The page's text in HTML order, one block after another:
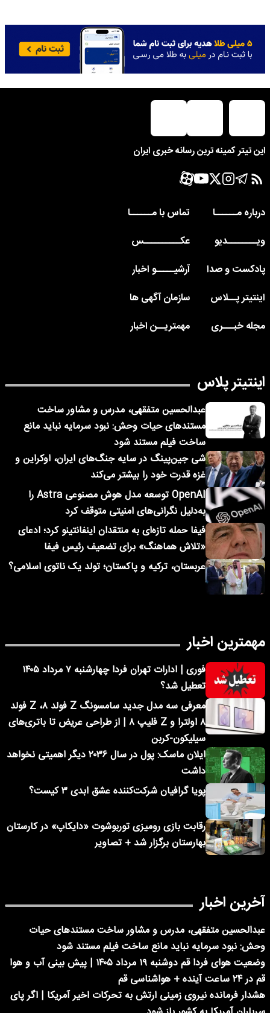
این تیتر کمینه ترین رسانه خبری ایران
درباره مــــــا
تماس با مــــــا
ویــــــــدیو
عکــــــــــس
پادکست و صدا
آرشیـــــو اخبار
اینتیتر پــلاس
سازمان آگهی ها
مجله خبـــری
مهمتریــن اخبار
اینتیتر پلاس
عبدالحسین متفقهی، مدرس و مشاور ساخت
مستندهای حیات وحش: نبود سرمایه نباید مانع
ساخت فیلم مستند شود
شی جین‌پینگ در سایه جنگ‌های ایران، اوکراین و
غزه قدرت خود را بیشتر می‌کند
OpenAI توسعه مدل هوش مصنوعی Astra را
به‌دلیل نگرانی‌های امنیتی متوقف کرد
فیفا حمله تازه‌ای به منتقدان اینفانتینو کرد؛ ادعای
«تلاش هماهنگ» برای تضعیف رئیس فیفا
عربستان، ترکیه و پاکستان؛ تولد یک ناتوی اسلامی؟
مهمترین اخبار
فوری | ادارات تهران فردا چهارشنبه ۷ مرداد ۱۴۰۵
تعطیل شد؟
معرفی سه مدل جدید سامسونگ Z فولد ۸، Z فولد
۸ اولترا و Z فلیپ ۸ | از طراحی عریض تا باتری‌های
سیلیکون-کربن
ایلان ماسک: پول در سال ۲۰۳۶ دیگر اهمیتی نخواهد
داشت
پویا گرافیان شرکت‌کننده عشق ابدی ۳ کیست؟
رقابت بازی رومیزی توربوشوت «دایکاپ» در کارستان
بهارستان برگزار شد + تصاویر
آخرین اخبار
عبدالحسین متفقهی، مدرس و مشاور ساخت مستندهای حیات
وحش: نبود سرمایه نباید مانع ساخت فیلم مستند شود
وضعیت هوای فردا قم دوشنبه ۱۹ مرداد ۱۴۰۵ | پیش بینی آب و هوا
قم در ۲۴ ساعت آینده + هواشناسی قم
هشدار فرمانده نیروی زمینی ارتش به تحرکات اخیر آمریکا | اگر پای